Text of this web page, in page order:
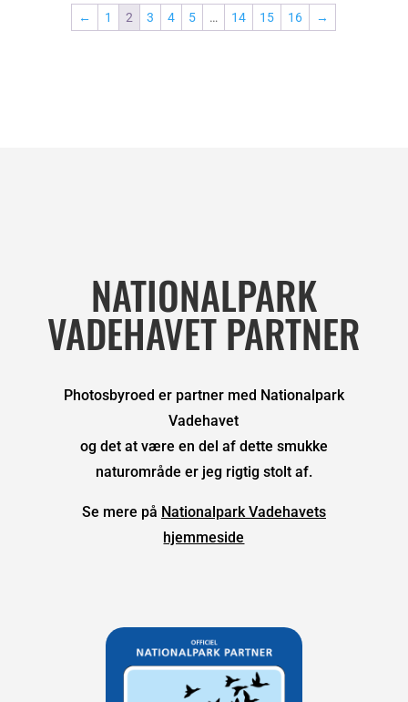
←
1 2 3 4 5 … 14 15 16 →
NATIONALPARK
VADEHAVET PARTNER
Photosbyroed er partner med Nationalpark
Vadehavet
og det at være en del af dette smukke
naturområde er jeg rigtig stolt af.
Se mere på Nationalpark Vadehavets
hjemmeside